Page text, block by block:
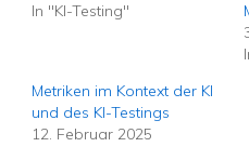
In "KI-Testing"
Metriken im Kontext der KI
und des KI-Testings
12. Februar 2025